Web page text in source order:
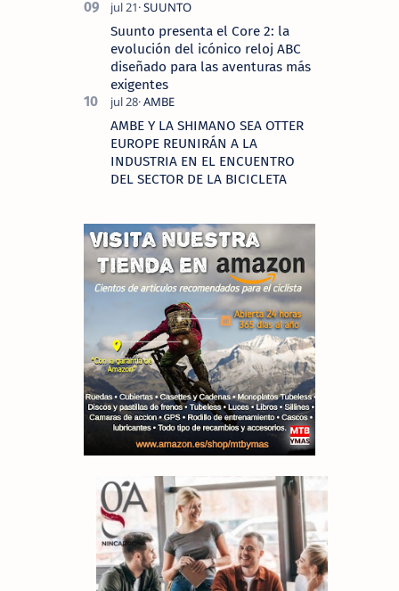
Suunto presenta el Core 2: la
evolución del icónico reloj ABC
diseñado para las aventuras más
exigentes
AMBE Y LA SHIMANO SEA OTTER
EUROPE REUNIRÁN A LA
INDUSTRIA EN EL ENCUENTRO
DEL SECTOR DE LA BICICLETA